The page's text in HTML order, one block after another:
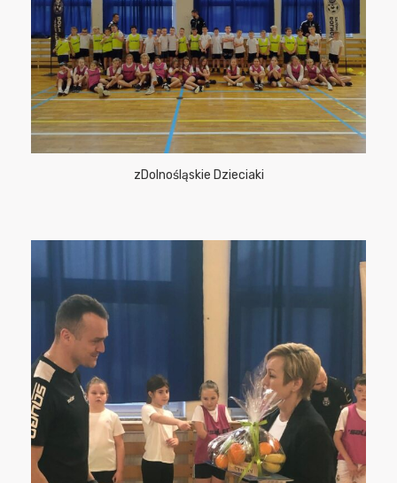
zDolnośląskie Dzieciaki